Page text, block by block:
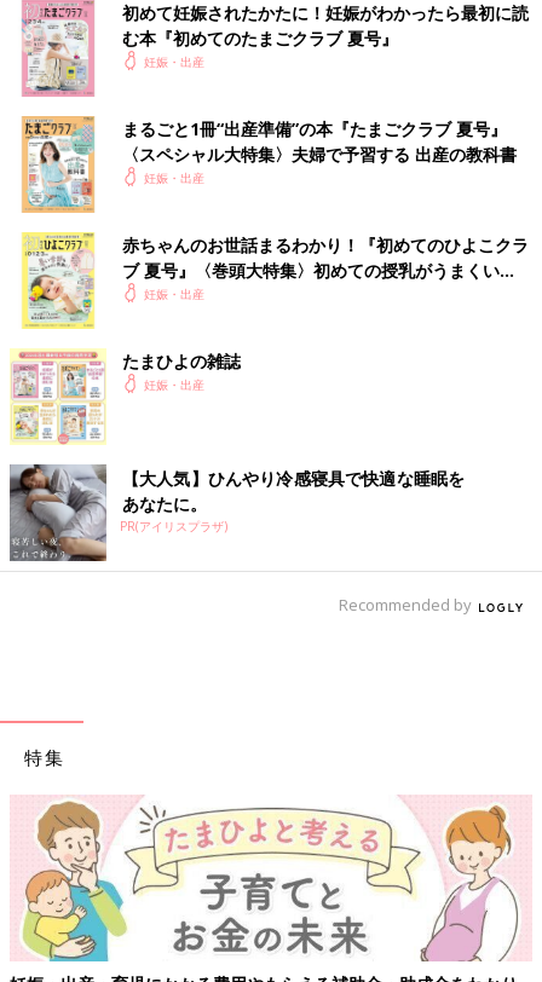
初めて妊娠されたかたに！妊娠がわかったら最初に読
む本『初めてのたまごクラブ 夏号』
妊娠・出産
まるごと1冊“出産準備”の本『たまごクラブ 夏号』
〈スペシャル大特集〉夫婦で予習する 出産の教科書
妊娠・出産
赤ちゃんのお世話まるわかり！『初めてのひよこクラ
ブ 夏号』〈巻頭大特集〉初めての授乳がうまくい
く！ おっぱい・ミルクの基本と夏のトラブル 解決テ
妊娠・出産
たまひよの雑誌
妊娠・出産
【大人気】ひんやり冷感寝具で快適な睡眠を
あなたに。
PR(アイリスプラザ)
Recommended by
特集